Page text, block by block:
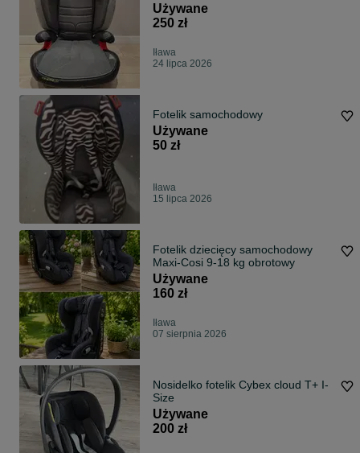
Używane
250 zł
Iława
24 lipca 2026
Fotelik samochodowy
Używane
50 zł
Iława
15 lipca 2026
Fotelik dziecięcy samochodowy
Maxi-Cosi 9-18 kg obrotowy
Używane
160 zł
Iława
07 sierpnia 2026
Nosidelko fotelik Cybex cloud T+ I-
Size
Używane
200 zł